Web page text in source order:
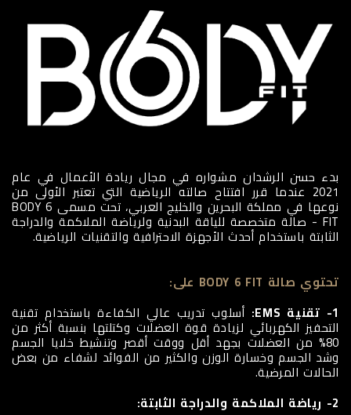
بدء حسن الرشدان مشواره في مجال ريادة الأعمال في عام
2021 عندما قرر افتتاح صالته الرياضية التي تعتبر الأولى من
نوعها في مملكة البحرين والخليج العربي، تحت مسمى BODY 6
FIT - صالة متخصصة للياقة البدنية ولرياضة الملاكمة والدراجة
الثابتة باستخدام أحدث الأجهزة الاحترافية والتقنيات الرياضية.
تحتوي صالة BODY 6 FIT على:
1- تقنية EMS:
أسلوب تدريب عالي الكفاءة باستخدام تقنية
التحفيز الكهربائي لزيادة قوة العضلات وكتلتها بنسبة أكثر من
80% من العضلات بجهد أقل ووقت أقصر وتنشيط خلايا الجسم
وشد الجسم وخسارة الوزن والكثير من الفوائد لشفاء من بعض
الحالات المرضية.
2- رياضة الملاكمة و
الدراجة الثابتة: